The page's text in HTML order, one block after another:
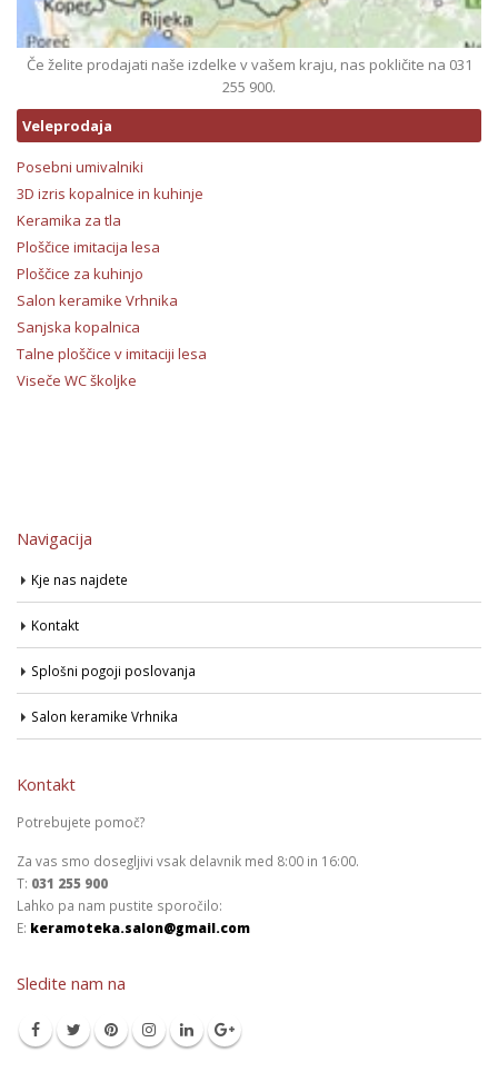
Če želite prodajati naše izdelke v vašem kraju, nas pokličite na 031
255 900.
Veleprodaja
Posebni umivalniki
3D izris kopalnice in kuhinje
Keramika za tla
Ploščice imitacija lesa
Ploščice za kuhinjo
Salon keramike Vrhnika
Sanjska kopalnica
Talne ploščice v imitaciji lesa
Viseče WC školjke
Navigacija
Kje nas najdete
Kontakt
Splošni pogoji poslovanja
Salon keramike Vrhnika
Kontakt
Potrebujete pomoč?
Za vas smo dosegljivi vsak delavnik med 8:00 in 16:00.
T: 031 255 900
Lahko pa nam pustite sporočilo:
E: keramoteka.salon@gmail.com
Sledite nam na